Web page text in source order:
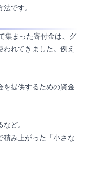
です。
集まった寄付金は、グ
れてきました。例え
を提供するための資金
ど。
積み上がった「小さな